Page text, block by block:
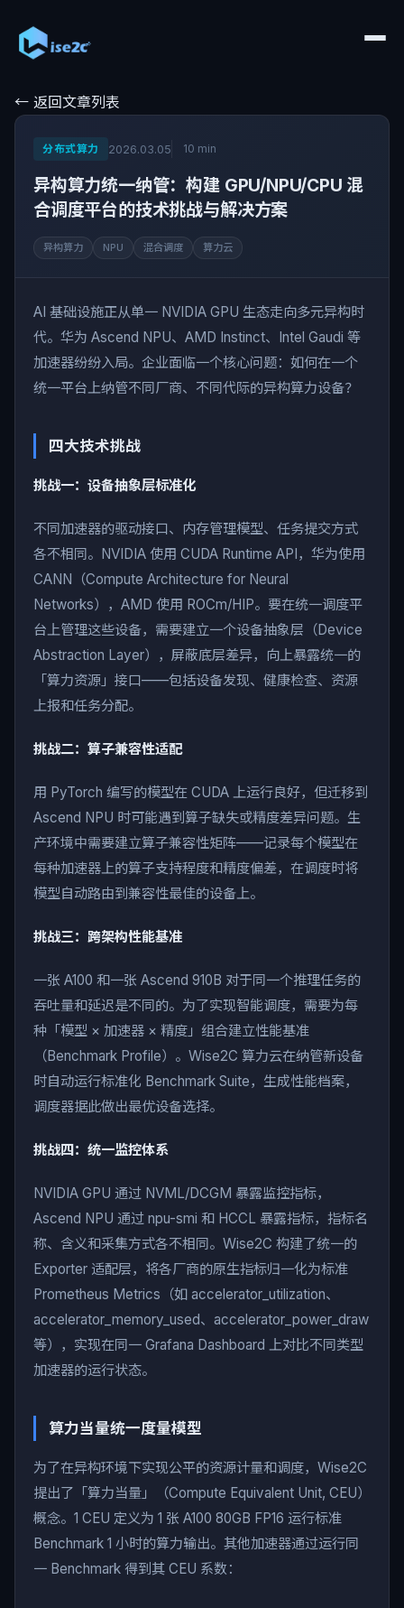
← 返回文章列表
分布式算力 2026.03.05 10 min
异构算力统一纳管：构建 GPU/NPU/CPU 混
合调度平台的技术挑战与解决方案
异构算力 NPU 混合调度 算力云
AI 基础设施正从单一 NVIDIA GPU 生态走向多元异构时
代。华为 Ascend NPU、AMD Instinct、Intel Gaudi 等
加速器纷纷入局。企业面临一个核心问题：如何在一个
统一平台上纳管不同厂商、不同代际的异构算力设备？
四大技术挑战
挑战一：设备抽象层标准化
不同加速器的驱动接口、内存管理模型、任务提交方式
各不相同。NVIDIA 使用 CUDA Runtime API，华为使用
CANN（Compute Architecture for Neural
Networks），AMD 使用 ROCm/HIP。要在统一调度平
台上管理这些设备，需要建立一个设备抽象层（Device
Abstraction Layer），屏蔽底层差异，向上暴露统一的
「算力资源」接口——包括设备发现、健康检查、资源
上报和任务分配。
挑战二：算子兼容性适配
用 PyTorch 编写的模型在 CUDA 上运行良好，但迁移到
Ascend NPU 时可能遇到算子缺失或精度差异问题。生
产环境中需要建立算子兼容性矩阵——记录每个模型在
每种加速器上的算子支持程度和精度偏差，在调度时将
模型自动路由到兼容性最佳的设备上。
挑战三：跨架构性能基准
一张 A100 和一张 Ascend 910B 对于同一个推理任务的
吞吐量和延迟是不同的。为了实现智能调度，需要为每
种「模型 × 加速器 × 精度」组合建立性能基准
（Benchmark Profile）。Wise2C 算力云在纳管新设备
时自动运行标准化 Benchmark Suite，生成性能档案，
调度器据此做出最优设备选择。
挑战四：统一监控体系
NVIDIA GPU 通过 NVML/DCGM 暴露监控指标，
Ascend NPU 通过 npu-smi 和 HCCL 暴露指标，指标名
称、含义和采集方式各不相同。Wise2C 构建了统一的
Exporter 适配层，将各厂商的原生指标归一化为标准
Prometheus Metrics（如 accelerator_utilization、
accelerator_memory_used、accelerator_power_draw
等），实现在同一 Grafana Dashboard 上对比不同类型
加速器的运行状态。
算力当量统一度量模型
为了在异构环境下实现公平的资源计量和调度，Wise2C
提出了「算力当量」（Compute Equivalent Unit, CEU）
概念。1 CEU 定义为 1 张 A100 80GB FP16 运行标准
Benchmark 1 小时的算力输出。其他加速器通过运行同
一 Benchmark 得到其 CEU 系数：